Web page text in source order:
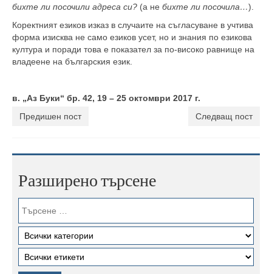
бихте ли посочили адреса си? (а не бихте ли посочила…).
Коректният езиков изказ в случаите на съгласуване в учтива
форма изисква не само езиков усет, но и знания по езикова
култура и поради това е показател за по-високо равнище на
владеене на българския език.
в. „Аз Буки“ бр. 42, 19 – 25 октомври 2017 г.
Предишен пост
Следващ пост
Разширено търсене